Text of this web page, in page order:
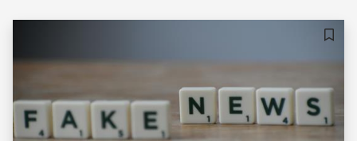
中最理想的獵物？我該怎麼做才能避免被詐騙的風險呢？本
期文章邀請中央警察大學犯罪防治學系教授蔡田木，為我們儲存